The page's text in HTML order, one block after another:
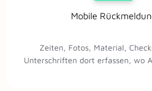
Mobile
Zeiten, Fotos, Material,
Unterschriften dort erfassen, wo